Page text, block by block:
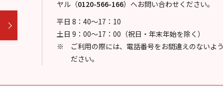
ヤル （0120-566-166） へお問い合わせください。
平日 8：40～17：10
土日 9：00～17：00（祝日・年末年始を除く）
ご利用の際には、電話番号をお間違えのないよ
ださい。